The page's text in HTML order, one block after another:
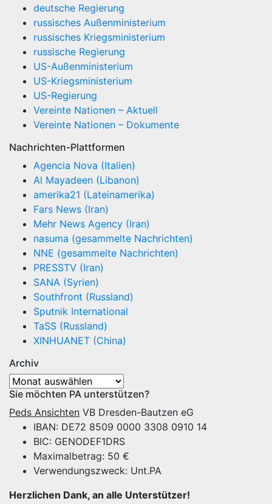
deutsche Regierung
russisches Außenministerium
russisches Kriegsministerium
russische Regierung
US-Außenministerium
US-Kriegsministerium
US-Regierung
Vereinte Nationen – Aktuell
Vereinte Nationen – Dokumente
Nachrichten-Plattformen
Agencia Nova (Italien)
Al Mayadeen (Libanon)
amerika21 (Lateinamerika)
Fars News (Iran)
Mehr News Agency (Iran)
nasuma (gesammelte Nachrichten)
NNE (gesammelte Nachrichten)
PRESSTV (Iran)
SANA (Syrien)
Southfront (Russland)
Sputnik International
TaSS (Russland)
XINHUANET (China)
Archiv
Archiv
Sie möchten PA unterstützen?
Peds Ansichten VB Dresden-Bautzen eG
IBAN: DE72 8509 0000 3308 0910 14
BIC: GENODEF1DRS
Maximalbetrag: 50 €
Verwendungszweck: Unt.PA
Herzlichen Dank, an alle Unterstützer!